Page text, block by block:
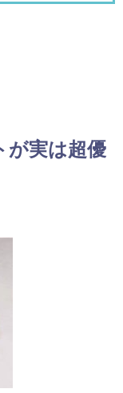
が実は超優